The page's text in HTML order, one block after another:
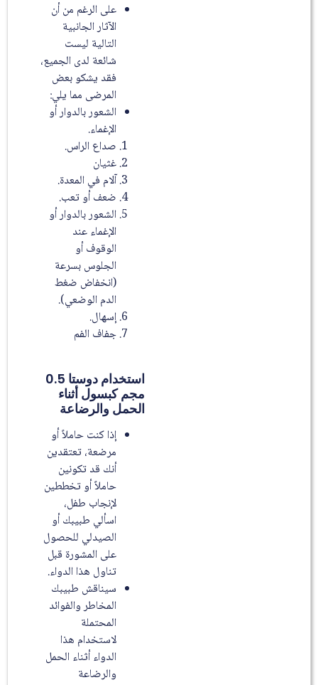
على الرغم من أن
الآثار الجانبية
التالية ليست
شائعة لدى الجميع،
فقد يشكو بعض
المرضى مما يلي:
الشعور بالدوار أو
الإغماء.
صداع الراس.
غثيان
آلام في المعدة.
ضعف أو تعب.
الشعور بالدوار أو
الإغماء عند
الوقوف أو
الجلوس بسرعة
(انخفاض ضغط
الدم الوضعي).
إسهال.
جفاف الفم
استخدام دوستا 0.5
مجم كبسول أثناء
الحمل والرضاعة
إذا كنت حاملاً أو
مرضعة، تعتقدين
أنك قد تكونين
حاملاً أو تخططين
لإنجاب طفل،
اسألي طبيبك أو
الصيدلي للحصول
على المشورة قبل
تناول هذا الدواء.
سيناقش طبيبك
المخاطر والفوائد
المحتملة
لاستخدام هذا
الدواء أثناء الحمل
والرضاعة